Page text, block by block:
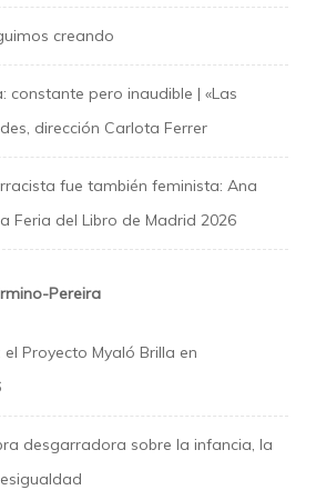
creando
constante pero inaudible | «Las
dirección Carlota Ferrer
fue también feminista: Ana
Feria del Libro de Madrid 2026
Pereira
Proyecto Myaló Brilla en
desgarradora sobre la infancia, la